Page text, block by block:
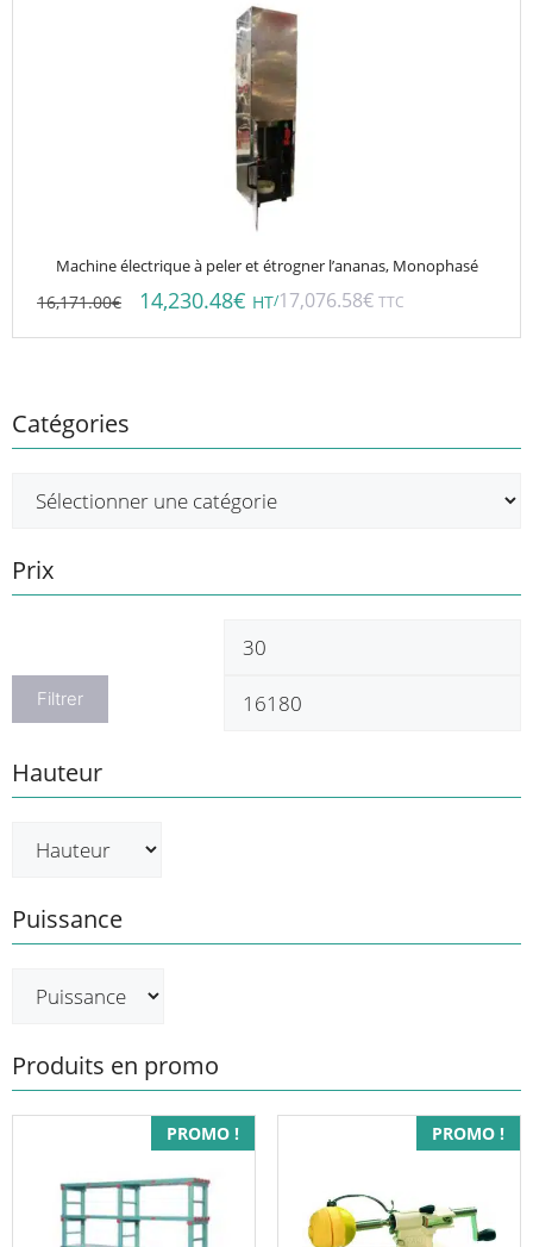
Machine électrique à peler et étrogner l’ananas, Monophasé
16,171.00€ 14,230.48€ HT/17,076.58€ TTC
Catégories
Prix
Prix
Filtrer
Hauteur
Puissance
Produits en promo
PROMO !
plusieurs
PROMO !